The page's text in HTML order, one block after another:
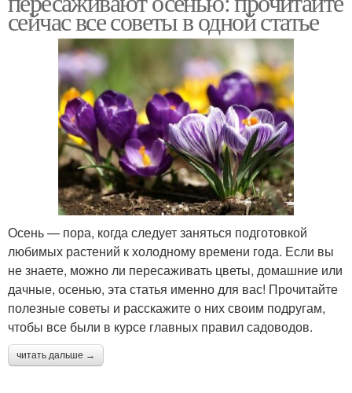
сейчас все советы в одной статье
Осень — пора, когда следует заняться подготовкой
любимых растений к холодному времени года. Если вы
не знаете, можно ли пересаживать цветы, домашние или
дачные, осенью, эта статья именно для вас! Прочитайте
полезные советы и расскажите о них своим подругам,
чтобы все были в курсе главных правил садоводов.
читать дальше →